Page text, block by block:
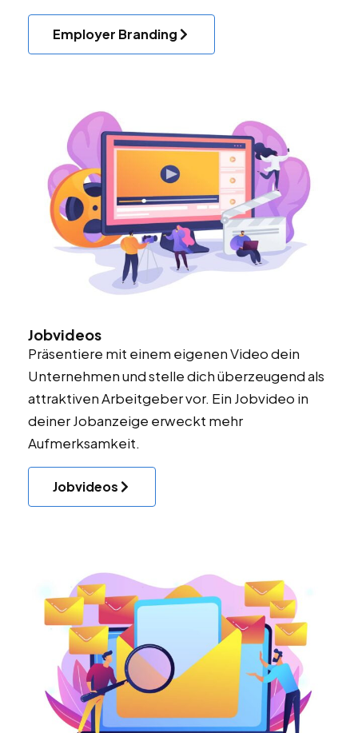
Employer Branding
Jobvideos
Präsentiere mit einem eigenen Video dein
Unternehmen und stelle dich überzeugend als
attraktiven Arbeitgeber vor. Ein Jobvideo in
deiner Jobanzeige erweckt mehr
Aufmerksamkeit.
Jobvideos